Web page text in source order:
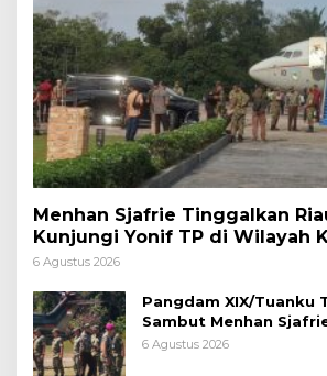
Menhan Sjafrie Tinggalkan
Kunjungi Yonif TP di Wilayah
XIX/Tuanku Tambusai
6 Agustus 2026
Pangdam XIX/Tuanku
Sambut Menhan
Ada Agenda Penting
6 Agustus 2026